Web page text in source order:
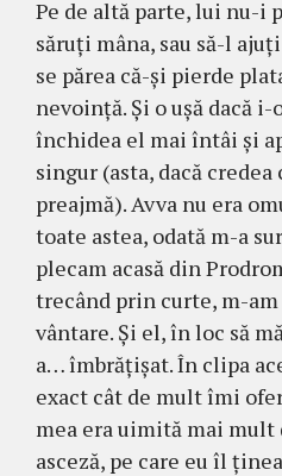
Pe de altă parte, lui nu-i
săruţi mâna, sau să-l
se părea că-şi pierde
nevoinţă. Şi o uşă dacă
închidea el mai întâi şi
singur (asta, dacă
preajmă). Avva nu era
toate astea, odată m-a
plecam aca­­să din
trecând prin curte, m-
vân­tare. Şi el, în loc să
a… îmbrăţişat. În clipa
exact cât de mult îmi
mea era uimită mai mult
asceză, pe care eu îl